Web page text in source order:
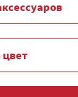
цвет